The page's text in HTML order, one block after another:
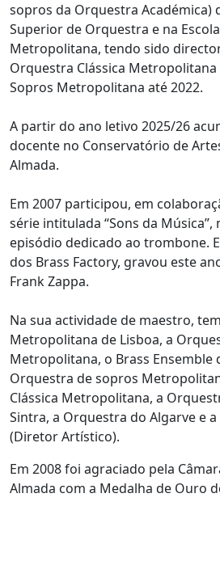
sopros da Orquestra Académica)
Superior de Orquestra e na
Metropolitana, tendo sido
Orquestra Clássica
Sopros Metropolitana até 2022.
A partir do ano letivo 2025/26
docente no Conservatório de
Almada.
Em 2007 participou, em
série intitulada “Sons da
episódio dedicado ao trombone.
dos Brass Factory, gravou este
Frank Zappa.
Na sua actividade de maestro,
Metropolitana de Lisboa, a
Metropolitana, o Brass Ensemble
Orquestra de sopros
Clássica Metropolitana, a
Sintra, a Orquestra do Algarve e
(Diretor Artístico).
Em 2008 foi agraciado pela
Almada com a Medalha de Ouro